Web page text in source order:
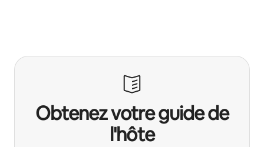
Obtenez votre guide de
l'hôte